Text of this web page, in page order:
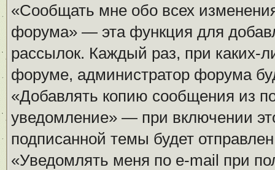
«Сообщать мне обо всех
форума» — эта функция для
рассылок. Каждый раз, при каких-
форуме, администратор форума
«Добавлять копию сообщения из
уведомление» — при включении
подписанной темы будет
«Уведомлять меня по e-mail при